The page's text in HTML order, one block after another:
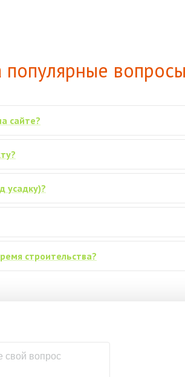
вопросы
сайте?
усадку)?
строительства?